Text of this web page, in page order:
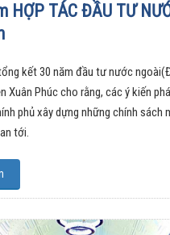
HỢP TÁC ĐẦU TƯ
kết 30 năm đầu tư nước
Xuân Phúc cho rằng, các ý kiến
phủ xây dựng những chính sách
tới.